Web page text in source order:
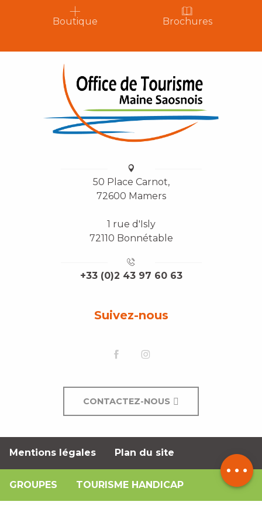
par email
Boutique Brochures
50 Place Carnot,
72600 Mamers
1 rue d'Isly
72110 Bonnétable
+33 (0)2 43 97 60 63
Suivez-nous
CONTACTEZ-NOUS
Mentions légales Plan du site
GROUPES TOURISME HANDICAP